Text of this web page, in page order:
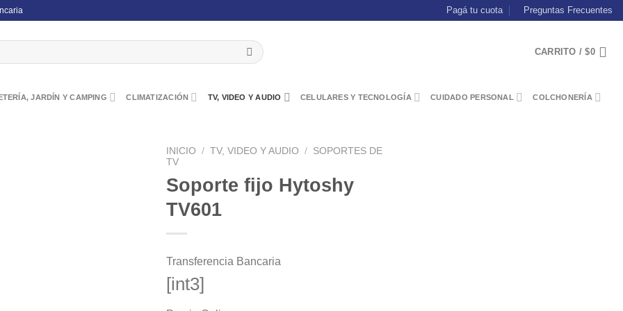
Pagá tu cuota Preguntas Frecuentes
CARRITO /$0
JARDÍN Y CAMPING CLIMATIZACIÓN TV, VIDEO Y AUDIO CELULARES Y TECNOLOGÍA CUIDADO PERSONAL COLCHONERÍA
INICIO / TV, VIDEO Y AUDIO / SOPORTES DE
TV
Soporte fijo Hytoshy
TV601
Transferencia Bancaria
[int3]